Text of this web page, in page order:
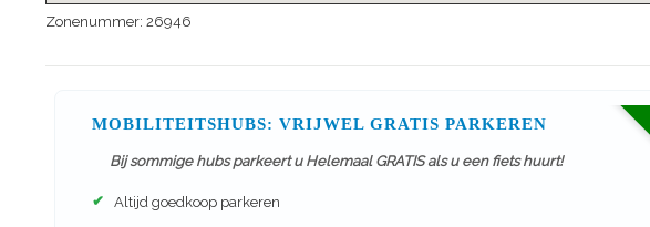
Zonenummer: 26946
MOBILITEITSHUBS: VRIJWEL GRATIS PARKEREN
Bij sommige hubs parkeert u Helemaal GRATIS als u een fiets huurt!
✔ Altijd goedkoop parkeren